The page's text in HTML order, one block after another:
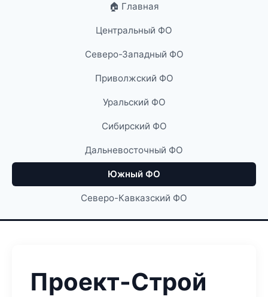
🏠 Главная
Центральный ФО
Северо-Западный ФО
Приволжский ФО
Уральский ФО
Сибирский ФО
Дальневосточный ФО
Южный ФО
Северо-Кавказский ФО
Проект-Строй